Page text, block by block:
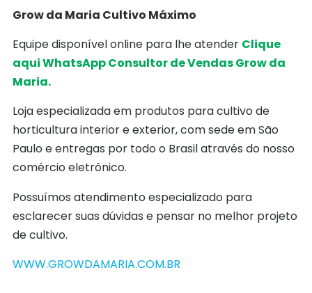
Grow da Maria Cultivo Máximo
Equipe disponível online para lhe atender Clique
aqui WhatsApp Consultor de Vendas Grow da
Maria.
Loja especializada em produtos para cultivo de
horticultura interior e exterior, com sede em São
Paulo e entregas por todo o Brasil através do nosso
comércio eletrônico.
Possuímos atendimento especializado para
esclarecer suas dúvidas e pensar no melhor projeto
de cultivo.
WWW.GROWDAMARIA.COM.BR